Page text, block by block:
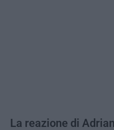
La reazione di